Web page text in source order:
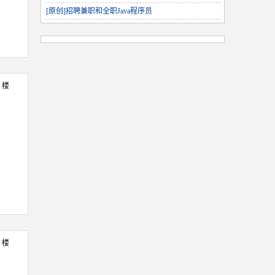
楼
楼
[原创]招聘兼职和全职Java程序员